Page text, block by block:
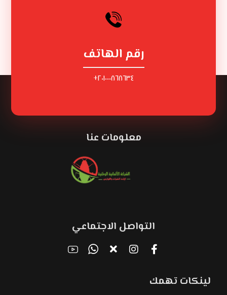
رقم الهاتف
٢٠١٠٠٠٨٦٨٦٣٤+
معلومات عنا
التواصل الاجتماعي
لينكات تهمك